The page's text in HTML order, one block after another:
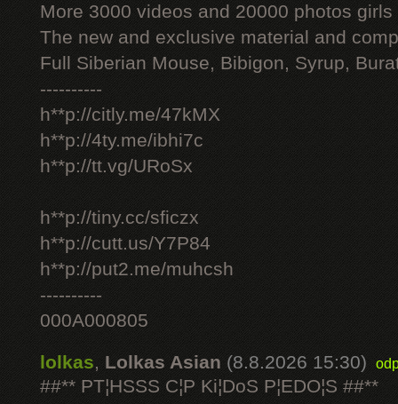
More 3000 videos and 20000 photos
The new and exclusive material and
Full Siberian Mouse, Bibigon, Syrup,
----------
h**p://citly.me/47kMX
h**p://4ty.me/ibhi7c
h**p://tt.vg/URoSx
h**p://tiny.cc/sficzx
h**p://cutt.us/Y7P84
h**p://put2.me/muhcsh
----------
000A000805
lolkas,Lolkas Asian (8.8.2026 15:30)
##** PT¦HSSS C¦P Ki¦DoS P¦EDO¦S ##**